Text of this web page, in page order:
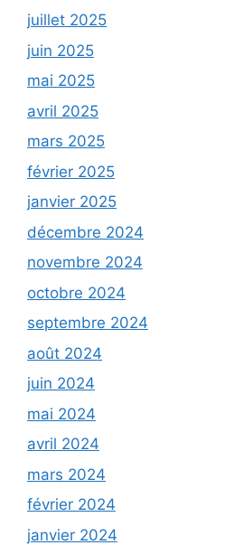
juillet 2025
juin 2025
mai 2025
avril 2025
mars 2025
février 2025
janvier 2025
décembre 2024
novembre 2024
octobre 2024
septembre 2024
août 2024
juin 2024
mai 2024
avril 2024
mars 2024
février 2024
janvier 2024